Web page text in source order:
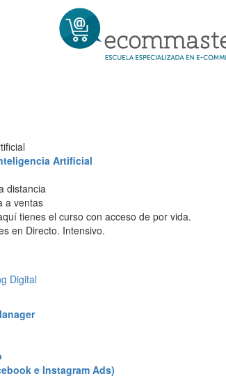
Artificial
distancia
a ventas
tienes el curso con acceso de por vida.
en Directo. Intensivo.
Digital
e Instagram Ads)